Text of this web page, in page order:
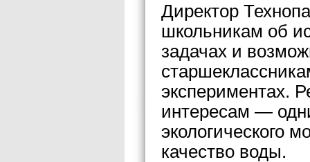
Директор
школьникам об
задачах и
экспериментах.
интересам —
экологического
качество воды.